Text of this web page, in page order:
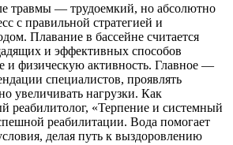
травмы — трудоемкий, но абсолютно
с правильной стратегией и
Плавание в бассейне считается
и эффективных способов
и физическую активность. Главное —
специалистов, проявлять
увеличивать нагрузки. Как
реабилитолог, «Терпение и системный
реабилитации. Вода помогает
делая путь к выздоровлению